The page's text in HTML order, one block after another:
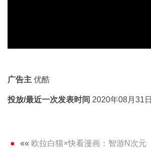
广告主 优酷
投放/最近一次发表时间 2020年08月31日
«« 欧拉白猫×快看漫画：智游N次元